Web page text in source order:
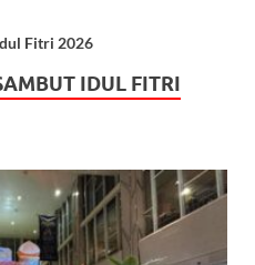
Fitri 2026
IDUL FITRI